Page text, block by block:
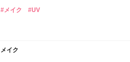
#メイク
#UV
メイク